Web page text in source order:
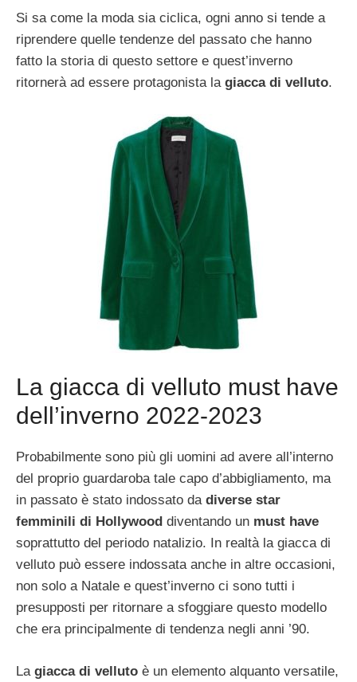
Si sa come la moda sia ciclica, ogni anno si tende a
riprendere quelle tendenze del passato che hanno
fatto la storia di questo settore e quest’inverno
ritornerà ad essere protagonista la giacca di velluto.
La giacca di velluto must have
dell’inverno 2022-2023
Probabilmente sono più gli uomini ad avere all’interno
del proprio guardaroba tale capo d’abbigliamento, ma
in passato è stato indossato da diverse star
femminili di Hollywood diventando un must have
soprattutto del periodo natalizio. In realtà la giacca di
velluto può essere indossata anche in altre occasioni,
non solo a Natale e quest’inverno ci sono tutti i
presupposti per ritornare a sfoggiare questo modello
che era principalmente di tendenza negli anni ’90.
La giacca di velluto è un elemento alquanto versatile,